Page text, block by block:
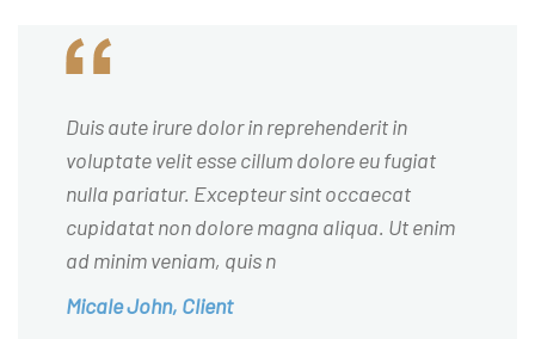
Duis aute irure dolor in reprehenderit in
voluptate velit esse cillum dolore eu fugiat
nulla pariatur. Excepteur sint occaecat
cupidatat non dolore magna aliqua. Ut enim
ad minim veniam, quis n
Micale John, Client